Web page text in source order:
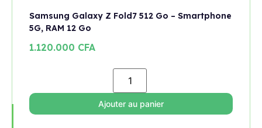
Samsung Galaxy Z Fold7 512 Go – Smartphone
5G, RAM 12 Go
1.120.000 CFA
Ajouter au panier